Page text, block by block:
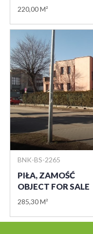
220,00 M²
BNK-BS-2265
PIŁA, ZAMOŚĆ
OBJECT FOR SALE
285,30 M²